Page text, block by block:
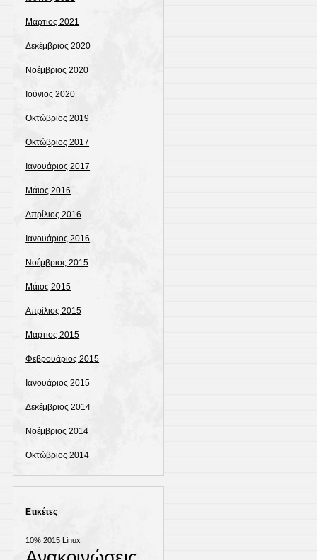
Μάρτιος 2021
Δεκέμβριος 2020
Νοέμβριος 2020
Ιούνιος 2020
Οκτώβριος 2019
Οκτώβριος 2017
Ιανουάριος 2017
Μάιος 2016
Απρίλιος 2016
Ιανουάριος 2016
Νοέμβριος 2015
Μάιος 2015
Απρίλιος 2015
Μάρτιος 2015
Φεβρουάριος 2015
Ιανουάριος 2015
Δεκέμβριος 2014
Νοέμβριος 2014
Οκτώβριος 2014
Ετικέτες
10% 2015 Linux